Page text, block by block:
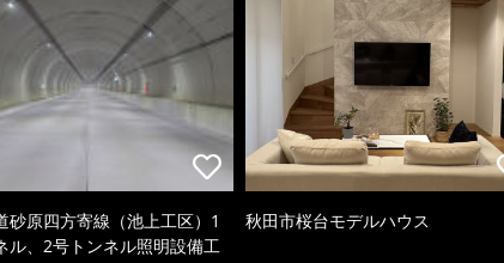
砂原四方寄線（池上工区）1
ル、2号トンネル照明設備工
秋田市桜台モデルハウス